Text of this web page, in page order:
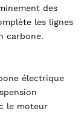
des
les lignes
carbone.
électrique
le moteur